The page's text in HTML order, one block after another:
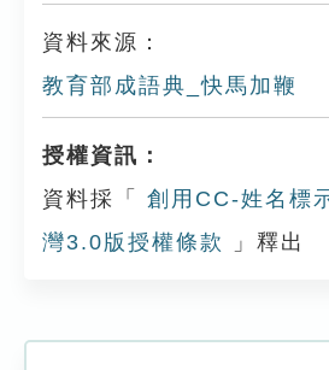
資料來源：
教育部成語典_快馬加鞭
授權資訊：
資料採「
創用CC-姓名標
灣3.0版授權條款
」釋出